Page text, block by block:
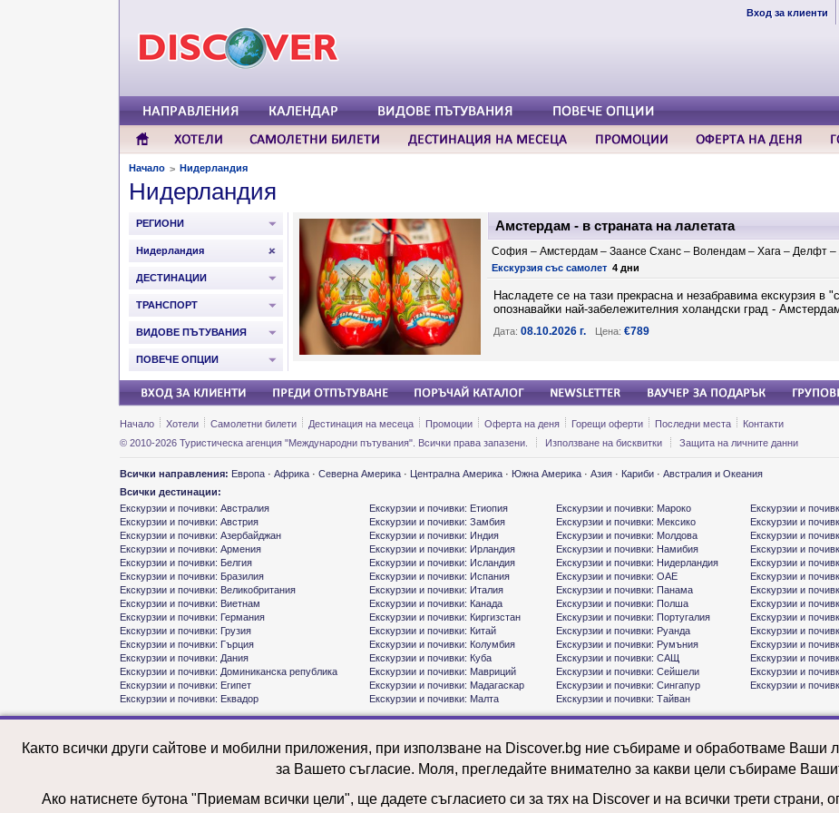
Вход за клиенти
Начало > Нидерландия
Нидерландия
РЕГИОНИ
Нидерландия
ДЕСТИНАЦИИ
ТРАНСПОРТ
ВИДОВЕ ПЪТУВАНИЯ
ПОВЕЧЕ ОПЦИИ
Амстердам - в страната на лалетата
София – Амстердам – Заансе Сханс – Волендам – Хага – Делфт
Екскурзия със самолет 4 дни
Насладете се на тази прекрасна и незабравима екскурзия в
опознавайки най-забележителния холандски град -
Дата: 08.10.2026 г. Цена: €789
Начало Хотели Самолетни билети Дестинация на месеца Промоции Оферта на деня Горещи оферти Последни места
Контакти
© 2010-2026 Туристическа агенция "Международни пътувания". Всички права запазени.
Използване на бисквитки Защита на личните данни
Всички направления: Европа · Африка · Северна Америка · Централна Америка · Южна Америка · Азия · Кариби · Австралия и Океания
Всички дестинации:
Екскурзии и почивки: Австралия
Екскурзии и почивки: Австрия
Екскурзии и почивки: Азербайджан
Екскурзии и почивки: Армения
Екскурзии и почивки: Белгия
Екскурзии и почивки: Бразилия
Екскурзии и почивки: Великобритания
Екскурзии и почивки: Виетнам
Екскурзии и почивки: Германия
Екскурзии и почивки: Грузия
Екскурзии и почивки: Гърция
Екскурзии и почивки: Дания
Екскурзии и почивки: Доминиканска република
Екскурзии и почивки: Египет
Екскурзии и почивки: Еквадор
Екскурзии и почивки: Етиопия
Екскурзии и почивки: Замбия
Екскурзии и почивки: Индия
Екскурзии и почивки: Ирландия
Екскурзии и почивки: Исландия
Екскурзии и почивки: Испания
Екскурзии и почивки: Италия
Екскурзии и почивки: Канада
Екскурзии и почивки: Киргизстан
Екскурзии и почивки: Китай
Екскурзии и почивки: Колумбия
Екскурзии и почивки: Куба
Екскурзии и почивки: Мавриций
Екскурзии и почивки: Мадагаскар
Екскурзии и почивки: Малта
Екскурзии и почивки: Мароко
Екскурзии и почивки: Мексико
Екскурзии и почивки: Молдова
Екскурзии и почивки: Намибия
Екскурзии и почивки: Нидерландия
Екскурзии и почивки: ОАЕ
Екскурзии и почивки: Панама
Екскурзии и почивки: Полша
Екскурзии и почивки: Португалия
Екскурзии и почивки: Руанда
Екскурзии и почивки: Румъния
Екскурзии и почивки: САЩ
Екскурзии и почивки: Сейшели
Екскурзии и почивки: Сингапур
Екскурзии и почивки: Тайван
Екскурзии и
Екскурзии и
Екскурзии и
Екскурзии и
Екскурзии и
Екскурзии и
Екскурзии и
Екскурзии и
Екскурзии и
Екскурзии и
Екскурзии и
Екскурзии и
Екскурзии и
Екскурзии и
Както всички други сайтове и мобилни приложения, при използване на Discover.bg ние събираме и обработваме
за Вашето съгласие. Моля, прегледайте внимателно за какви цели събираме
Ако натиснете бутона "Приемам всички цели", ще дадете съгласието си за тях на Discover и на всички трети страни,